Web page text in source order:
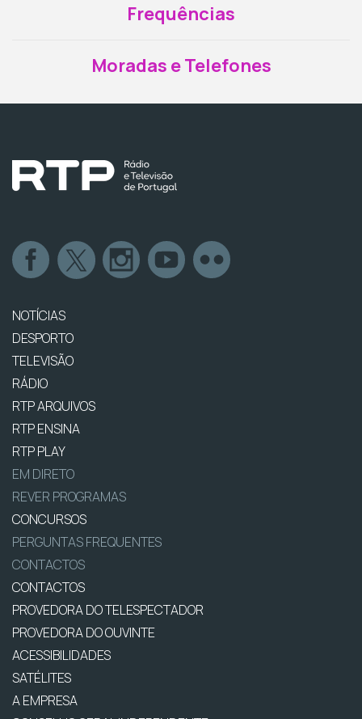
Frequências
Moradas e Telefones
NOTÍCIAS
DESPORTO
TELEVISÃO
RÁDIO
RTP ARQUIVOS
RTP ENSINA
RTP PLAY
EM DIRETO
REVER PROGRAMAS
CONCURSOS
PERGUNTAS FREQUENTES
CONTACTOS
CONTACTOS
PROVEDORA DO TELESPECTADOR
PROVEDORA DO OUVINTE
ACESSIBILIDADES
SATÉLITES
A EMPRESA